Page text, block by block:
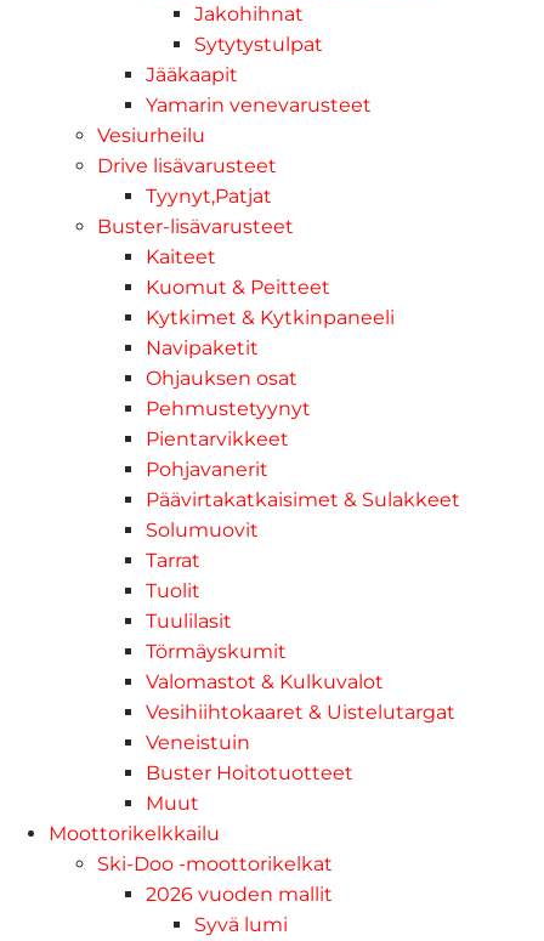
Jakohihnat
Sytytystulpat
Jääkaapit
Yamarin venevarusteet
Vesiurheilu
Drive lisävarusteet
Tyynyt,Patjat
Buster-lisävarusteet
Kaiteet
Kuomut & Peitteet
Kytkimet & Kytkinpaneeli
Navipaketit
Ohjauksen osat
Pehmustetyynyt
Pientarvikkeet
Pohjavanerit
Päävirtakatkaisimet & Sulakkeet
Solumuovit
Tarrat
Tuolit
Tuulilasit
Törmäyskumit
Valomastot & Kulkuvalot
Vesihiihtokaaret & Uistelutargat
Veneistuin
Buster Hoitotuotteet
Muut
Moottorikelkkailu
Ski-Doo -moottorikelkat
2026 vuoden mallit
Syvä lumi